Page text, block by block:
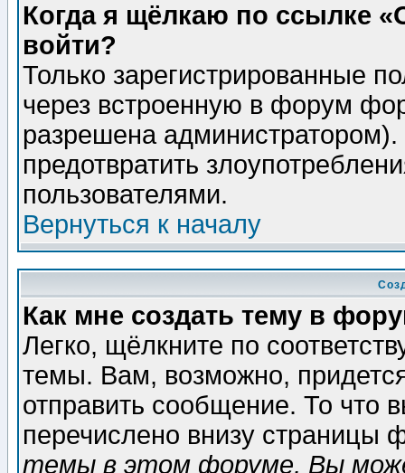
Когда я щёлкаю по ссылке
войти?
Только зарегистрированные
через встроенную в форум
разрешена
предотвратить
пользователями.
Вернуться к началу
Как мне создать тему в
Легко, щёлкните по
темы. Вам, возможно,
отправить сообщение. То что
перечислено внизу страницы
темы в этом форуме, Вы